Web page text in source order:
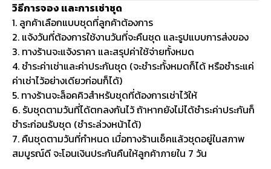
วิธีการจอง และการเช่าชุด
1. ลูกค้าเลือกแบบชุดที่ลูกค้าต้องการ
2. แจ้งวันที่ต้องการใช้งานวันที่จะคืนชุด และรูปแบบการส่งของ
3. ทางร้านจะแจ้งราคา และสรุปค่าใช้จ่ายทั้งหมด
4. ชำระค่าเช่าและค่าประกันชุด (จะชำระทั้งหมดก็ได้ หรือชำระแค่
ค่าเช่าไว้อย่างเดียวก่อนก็ได้)
5. ทางร้านจะล็อคคิวสำหรับชุดที่ต้องการเช่าไว้ให้
6. รับชุดตามวันที่ได้ตกลงกันไว้ ถ้าหากยังไม่ได้ชำระค่าประกันก็
ชำระก่อนรับชุด (ชำระล่วงหน้าได้)
7. คืนชุดตามวันที่กำหนด เมื่อทางร้านเช็คแล้วชุดอยู่ในสภาพ
สมบูรณ์ดี จะโอนเงินประกันคืนให้ลูกค้าภายใน 7 วัน